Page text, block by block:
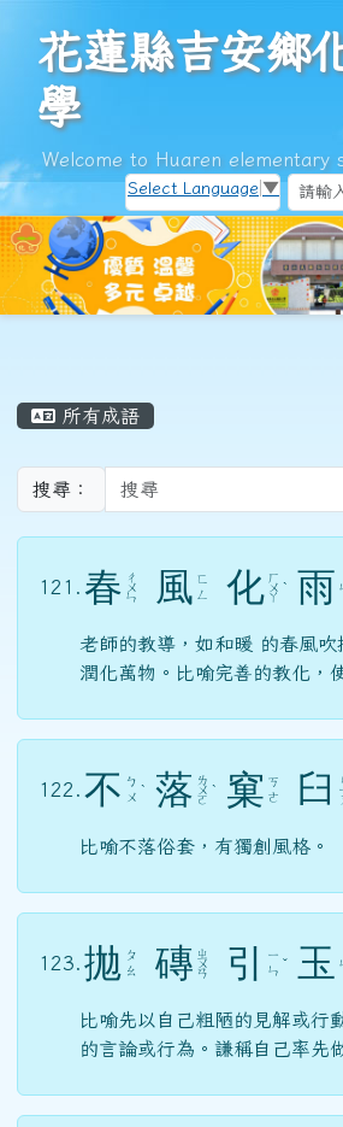
花蓮縣吉安鄉化仁國民
花蓮縣吉安鄉
學
Welcome to Huaren elementary
Select Language ▼
所有成語
搜尋：
121. 春 ㄔ
ㄨ
ㄣ 風 ㄈ
ㄥ
化 ㄏ
ㄨ
ㄚ
ˋ 雨
老師的教導，如和暖 的春風吹
潤化萬物。比喻完善的教化，
122. 不 ㄅ
ㄨ ˋ 落 ㄌ
ㄨ
ㄛ
ˋ 窠 ㄎ
ㄜ
臼
比喻不落俗套，有獨創風格。
123. 拋 ㄆ
ㄠ
磚 ㄓ
ㄨ
ㄢ 引
ㄧ
ㄣ ˇ 玉
比喻先以自己粗陋的見解或行
的言論或行為。謙稱自己率先